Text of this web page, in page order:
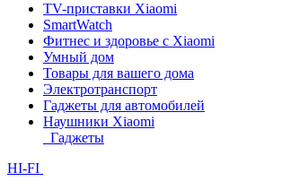
TV-приставки Xiaomi
SmartWatch
Фитнес и здоровье с Xiaomi
Умный дом
Товары для вашего дома
Электротранспорт
Гаджеты для автомобилей
Наушники Xiaomi
Гаджеты
HI-FI